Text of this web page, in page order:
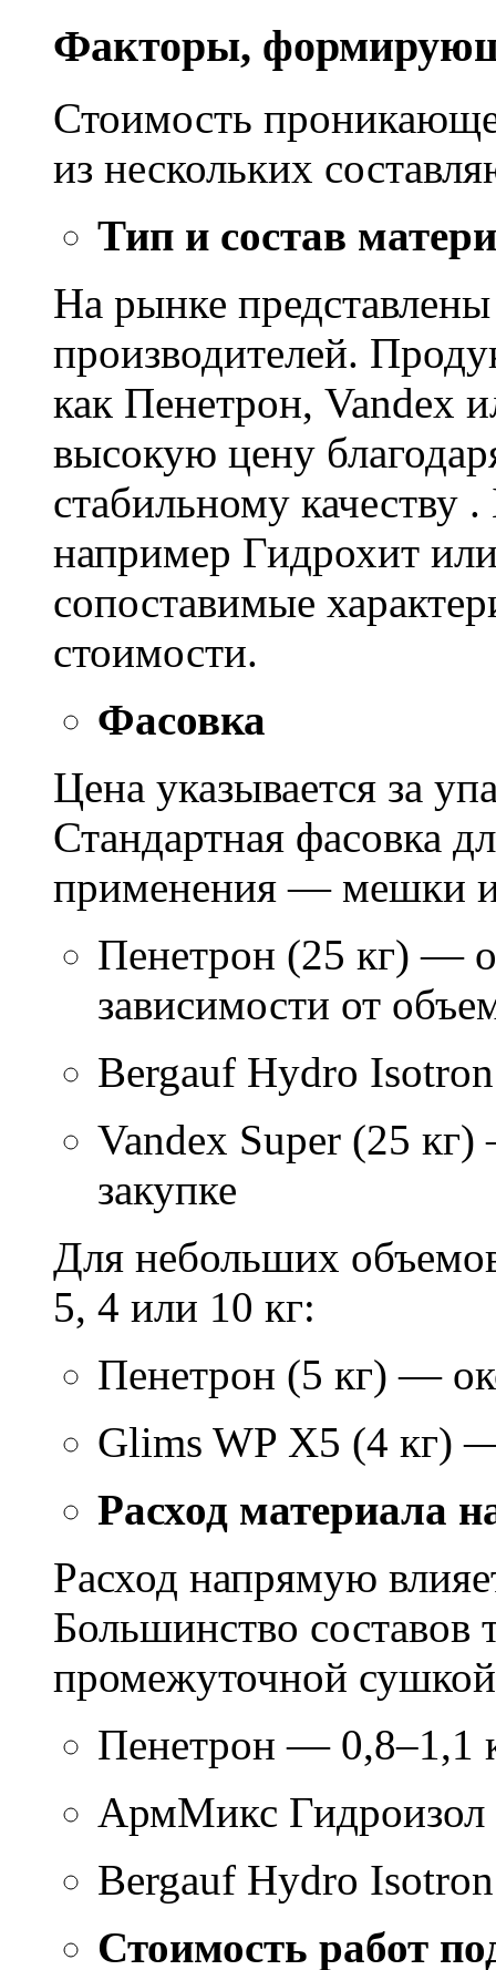
Факторы,
Стоимость
из нескольких
Тип и состав
На рынке
производителей.
как Пенетрон, Vandex
высокую цену
стабильному качеству
например Гидрохит
сопоставимые
стоимости.
Фасовка
Цена указывается за
Стандартная фасовка
применения — мешки
Пенетрон (25 кг) —
зависимости от
Bergauf Hydro
Vandex Super (25
закупке
Для небольших
5, 4 или 10 кг:
Пенетрон (5 кг) —
Glims WP X5 (4 кг)
Расход материала
Расход напрямую
Большинство составов
промежуточной
Пенетрон — 0,8–1,1
АрмМикс
Bergauf Hydro
Стоимость работ